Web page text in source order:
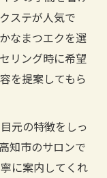
ステが人気で
なまつエクを選
リング時に希望
を提案してもら
元の特徴をしっ
知市のサロンで
に案内してくれ